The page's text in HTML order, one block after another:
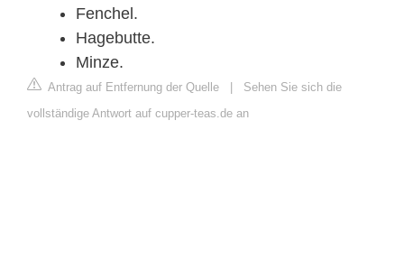
Fenchel.
Hagebutte.
Minze.
Antrag auf Entfernung der Quelle
Sehen Sie sich die
vollständige Antwort auf cupper-teas.de an